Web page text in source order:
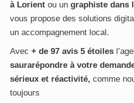
à Lorient ou un graphiste dans
vous propose des solutions
un accompagnement local.
Avec + de 97 avis 5 étoiles
saurarépondre à votre
sérieux et réactivité, comme
toujours